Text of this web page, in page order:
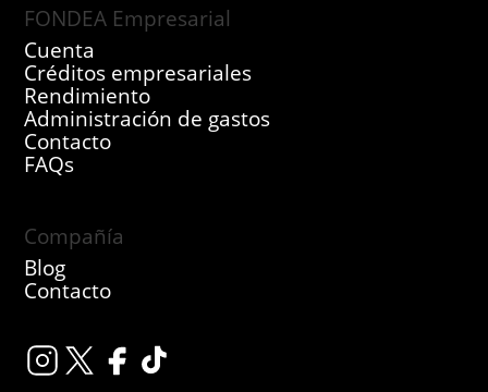
FONDEA Empresarial
Cuenta
Créditos empresariales
Rendimiento
Administración de gastos
Contacto
FAQs
Compañía
Blog
Contacto